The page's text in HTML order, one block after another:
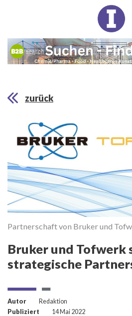
zurück
Partnerschaft von Bruker und
Bruker und Tofwerk
strategische
Autor
Redaktion
Publiziert
14 Mai 2022